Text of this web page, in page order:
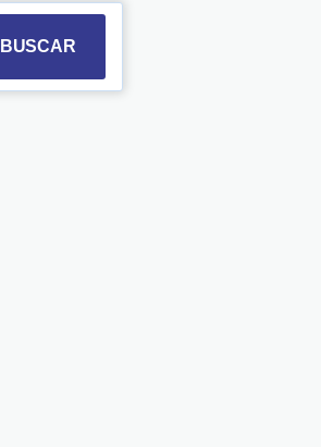
select a date. Press the
calendar and select a date.
BUSCAR